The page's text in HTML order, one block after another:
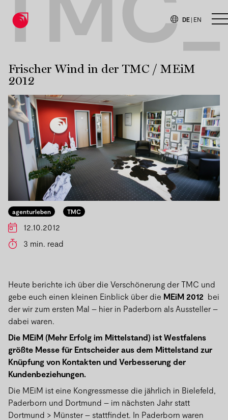
DE | EN
Frischer Wind in der TMC / MEiM
2012
agenturleben TMC
12.10.2012
3 min. read
Heute berichte ich über die Verschönerung der TMC und
gebe euch einen kleinen Einblick über die MEiM 2012 bei
der wir zum ersten Mal – hier in Paderborn als Aussteller –
dabei waren.
Die MEiM (Mehr Erfolg im Mittelstand) ist Westfalens
größte Messe für Entscheider aus dem Mittelstand zur
Knüpfung von Kontakten und Verbesserung der
Kundenbeziehungen.
Die MEiM ist eine Kongressmesse die jährlich in Bielefeld,
Paderborn und Dortmund – im nächsten Jahr statt
Dortmund > Münster – stattfindet. In Paderborn waren